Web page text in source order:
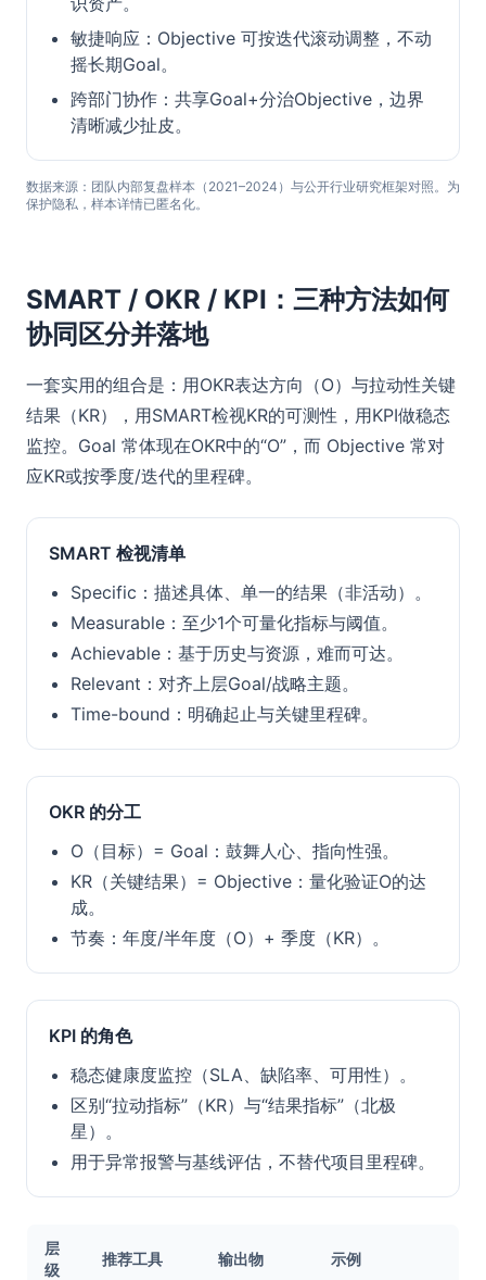
敏捷响应：Objective 可按迭代滚动调整，不动
摇长期Goal。
跨部门协作：共享Goal+分治Objective，边界
清晰减少扯皮。
数据来源：团队内部复盘样本（2021–2024）与公开行业研究框架对照。为
保护隐私，样本详情已匿名化。
SMART / OKR / KPI：三种方法如何
协同区分并落地
一套实用的组合是：用OKR表达方向（O）与拉动性关键
结果（KR），用SMART检视KR的可测性，用KPI做稳态
监控。Goal 常体现在OKR中的“O”，而 Objective 常对
应KR或按季度/迭代的里程碑。
SMART 检视清单
Specific：描述具体、单一的结果（非活动）。
Measurable：至少1个可量化指标与阈值。
Achievable：基于历史与资源，难而可达。
Relevant：对齐上层Goal/战略主题。
Time-bound：明确起止与关键里程碑。
OKR 的分工
O（目标）= Goal：鼓舞人心、指向性强。
KR（关键结果）= Objective：量化验证O的达
成。
节奏：年度/半年度（O）+ 季度（KR）。
KPI 的角色
稳态健康度监控（SLA、缺陷率、可用性）。
区别“拉动指标”（KR）与“结果指标”（北极
星）。
用于异常报警与基线评估，不替代项目里程碑。
层
级
推荐工具 输出物 示例